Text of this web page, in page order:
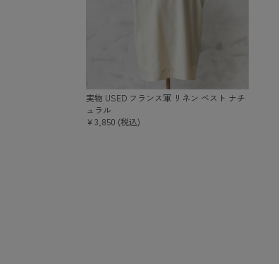
実物 USED フランス軍 リネン ベスト ナチ
ュラル
￥3,850 (税込)